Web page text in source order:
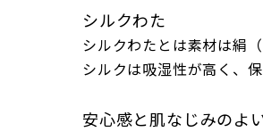
シルクわた
シルクわたとは素材は絹
シルクは吸湿性が高く、
安心感と肌なじみのよ